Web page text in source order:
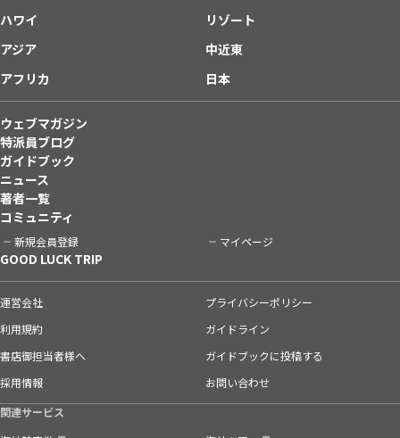
ハワイ
リゾート
アジア
中近東
アフリカ
日本
ウェブマガジン
特派員ブログ
ガイドブック
ニュース
著者一覧
コミュニティ
新規会員登録 マイページ
GOOD LUCK TRIP
運営会社
プライバシーポリシー
利用規約
ガイドライン
書店御担当者様へ
ガイドブックに投稿する
採用情報
お問い合わせ
関連サービス